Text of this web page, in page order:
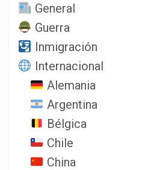
General
Guerra
Inmigración
Internacional
Alemania
Argentina
Bélgica
Chile
China